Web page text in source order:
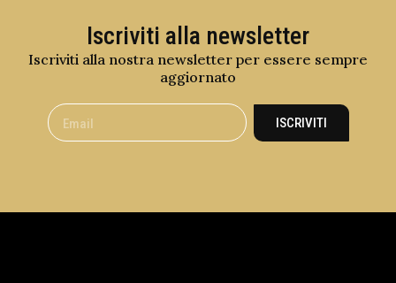
Iscriviti alla newsletter
Iscriviti alla nostra newsletter per essere sempre
aggiornato
ISCRIVITI